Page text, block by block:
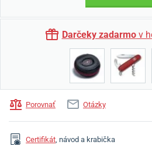
Darčeky zadarmov
Porovnať Otázky
Certifikát, návod a krabička